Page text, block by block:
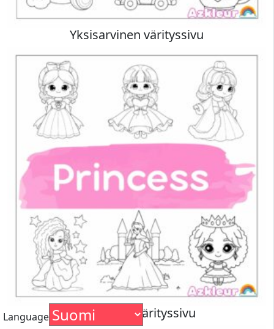
Yksisarvinen värityssivu
Prinsessa värityssivu
Language